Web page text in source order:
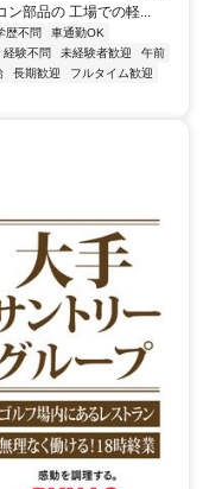
品の 工場での軽...
歴不問
車通勤OK
経験不問 未経験者歓迎
午前
長期歓迎
フルタイム歓迎